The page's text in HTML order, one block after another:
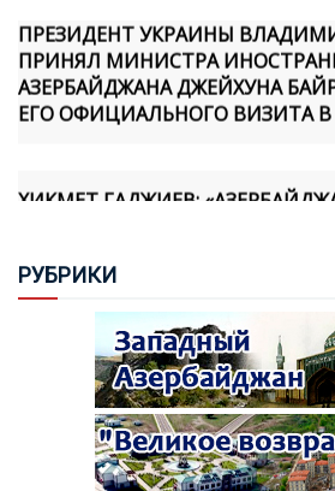
ПРЕЗИДЕНТ УКРАИНЫ
ПРИНЯЛ МИНИСТРА
АЗЕРБАЙДЖАНА ДЖЕЙХУНА
ЕГО ОФИЦИАЛЬНОГО ВИЗИТА В
ХИКМЕТ ГАДЖИЕВ:
СВОЮ ПРИВЕРЖЕННОСТЬ МИРУ
СТОРОНА ТАКЖЕ ПРИНЯЛА
ГЕОПОЛИТИЧЕСКУЮ
СВОЮ ПОЛИТИКУ В ЭТОМ
«TÜRKIYE GAZETESI» ИСКАЗИЛА
ВЫСКАЗЫВАНИЙ ХИКМЕТА
РУБРИКИ